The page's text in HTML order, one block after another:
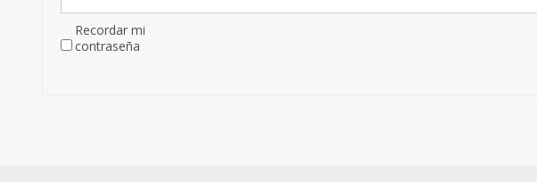
Recordar mi
contraseña